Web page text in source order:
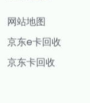
网站地图
京东e卡回收
京东卡回收